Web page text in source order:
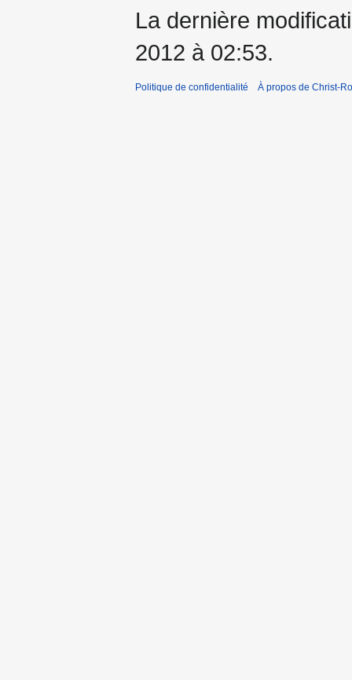
La dernière
2012 à 02:53.
Politique de confidentialité À propos de Christ-